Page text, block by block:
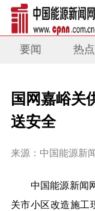
要闻 热点
国网嘉峪关
送安全
来源：中国能源新
中国能源新闻
关市小区改造施工